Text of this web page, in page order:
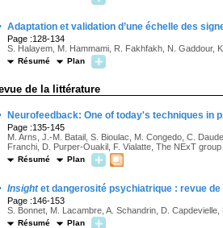
Adaptation et validation d’une échelle des
Page :128-134
S. Halayem, M. Hammami, R. Fakhfakh, N. Gaddour,
Résumé Plan
de la littérature
Neurofeedback: One of today's techniques in
Page :135-145
M. Arns, J.-M. Batail, S. Bioulac, M. Congedo, C.
Franchi, D. Purper-Ouakil, F. Vialatte, The NExT group
Résumé Plan
Insightet dangerosité psychiatrique : revue
Page :146-153
S. Bonnet, M. Lacambre, A. Schandrin, D. Capdevielle,
Résumé Plan